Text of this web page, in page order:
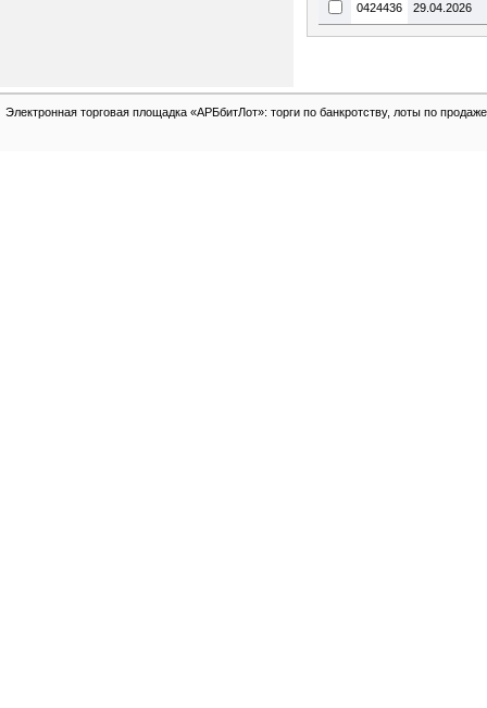
0424436 29.04.2026
Электронная торговая площадка «АРБбитЛот»: торги по банкротству, лоты по